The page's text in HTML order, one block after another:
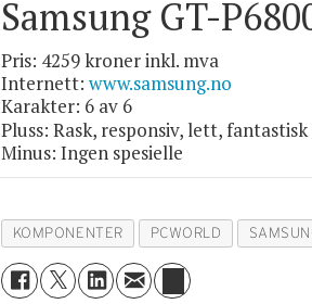
Samsung GT-
Pris: 4259 kroner inkl. mva
Internett: www.samsung.no
Karakter: 6 av 6
Pluss: Rask, responsiv, lett,
Minus: Ingen spesielle
KOMPONENTER PCWORLD